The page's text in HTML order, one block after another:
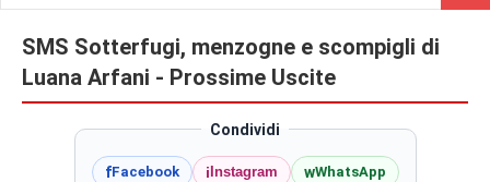
I
Libri
non
solo.
Recensioni,
SMS Sotterfugi, menzogne e scompigli di
Luana Arfani - Prossime Uscite
Condividi
fFacebook i Instagram wWhatsApp